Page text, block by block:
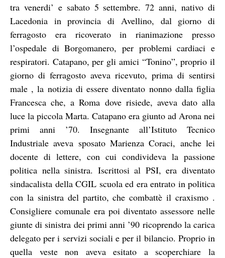
tra venerdi’ e sabato 5 settembre. 72 anni, nativo di
Lacedonia in provincia di Avellino, dal giorno di
ferragosto era ricoverato in rianimazione presso
l’ospedale di Borgomanero, per problemi cardiaci e
respiratori. Catapano, per gli amici “Tonino”, proprio il
giorno di ferragosto aveva ricevuto, prima di sentirsi
male , la notizia di essere diventato nonno dalla figlia
Francesca che, a Roma dove risiede, aveva dato alla
luce la piccola Marta. Catapano era giunto ad Arona nei
primi anni ’70. Insegnante all’Istituto Tecnico
Industriale aveva sposato Marienza Coraci, anche lei
docente di lettere, con cui condivideva la passione
politica nella sinistra. Iscrittosi al PSI, era diventato
sindacalista della CGIL scuola ed era entrato in politica
con la sinistra del partito, che combattè il craxismo .
Consigliere comunale era poi diventato assessore nelle
giunte di sinistra dei primi anni ’90 ricoprendo la carica
delegato per i servizi sociali e per il bilancio. Proprio in
quella veste non aveva esitato a scoperchiare la